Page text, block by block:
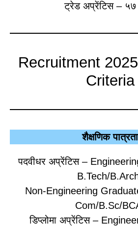
ट्रेड अप्रेंटिस – ५७
Recruitment
Criteria
शैक्षणिक पात्रता
पदवीधर अप्रेंटिस –
B.Tech/
Non-Engineering
Com/B.Sc/
डिप्लोमा अप्रेंटिस –